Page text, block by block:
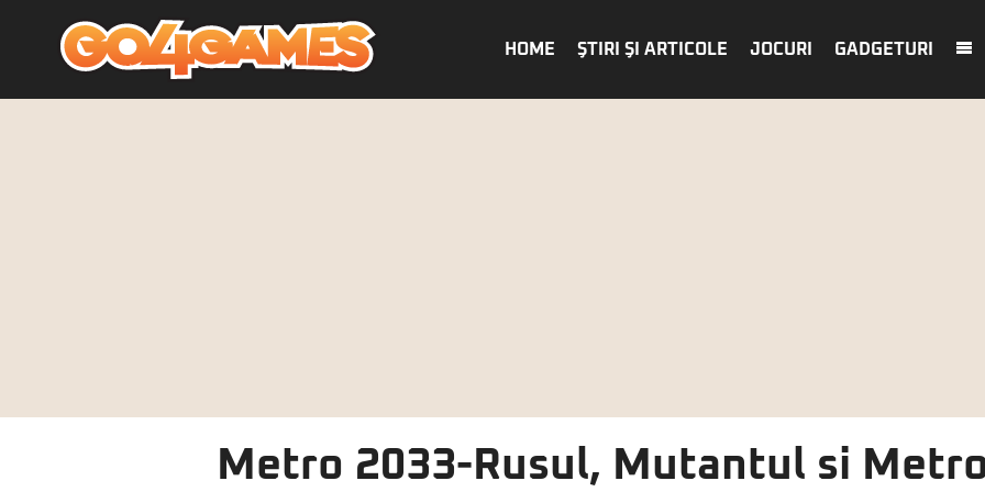
HOME ŞTIRI ŞI ARTICOLE JOCURI GADGETURI
Metro 2033-Rusul, Mutantul si